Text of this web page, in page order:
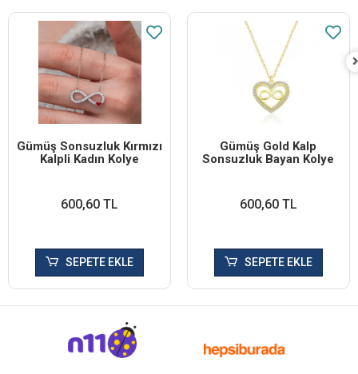
Gümüş Sonsuzluk Kırmızı
Kalpli Kadın Kolye
600,60 TL
SEPETE EKLE
Gümüş Gold Kalp
Sonsuzluk Bayan Kolye
600,60 TL
SEPETE EKLE